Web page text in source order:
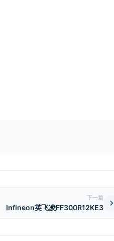
下一篇
Infineon英飞凌FF300R12KE3